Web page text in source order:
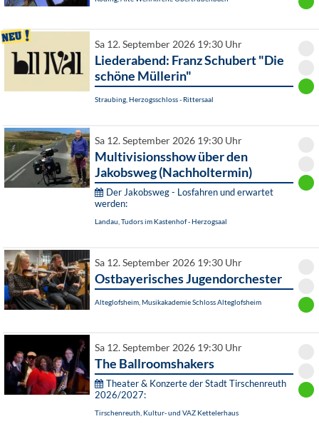
Sa 12. September 2026 19:30 Uhr
Liederabend: Franz Schubert "Die
schöne Müllerin"
Straubing, Herzogsschloss - Rittersaal
Sa 12. September 2026 19:30 Uhr
Multivisionsshow über den
Jakobsweg (Nachholtermin)
Der Jakobsweg - Losfahren und erwartet
werden:
Landau, Tudors im Kastenhof - Herzogsaal
Sa 12. September 2026 19:30 Uhr
Ostbayerisches Jugendorchester
Alteglofsheim, Musikakademie Schloss Alteglofsheim
Sa 12. September 2026 19:30 Uhr
The Ballroomshakers
Theater & Konzerte der Stadt Tirschenreuth
2026/2027:
Tirschenreuth, Kultur- und VAZ Kettelerhaus